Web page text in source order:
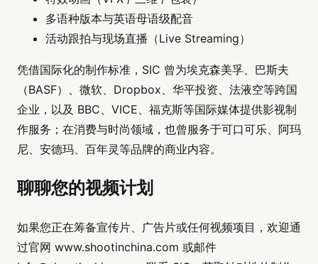
多语种版本与英语母语级配音
活动跟拍与现场直播（Live Streaming）
凭借国际化的制作标准，SIC 曾为埃克森美孚、巴斯夫
（BASF）、微软、Dropbox、华平投资、法液空等跨国
企业，以及 BBC、VICE、福克斯等国际媒体提供影视制
作服务；在消费与时尚领域，也曾服务于可口可乐、阿玛
尼、安德玛、百年灵等品牌的商业内容。
聊聊您的视频计划
如果您正在筹备宣传片、广告片或任何视频项目，欢迎通
过官网 www.shootinchina.com 或邮件